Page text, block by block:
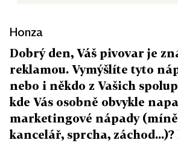
Honza
Dobrý den, Váš pivovar je
reklamou. Vymýšlíte tyto
nebo i někdo z Vašich
kde Vás osobně obvykle
marketingové nápady
kancelář, sprcha,